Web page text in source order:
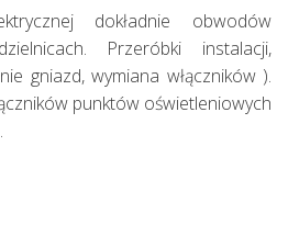
dokładnie obwodów
Przeróbki instalacji,
gniazd, wymiana włączników ).
punktów oświetleniowych